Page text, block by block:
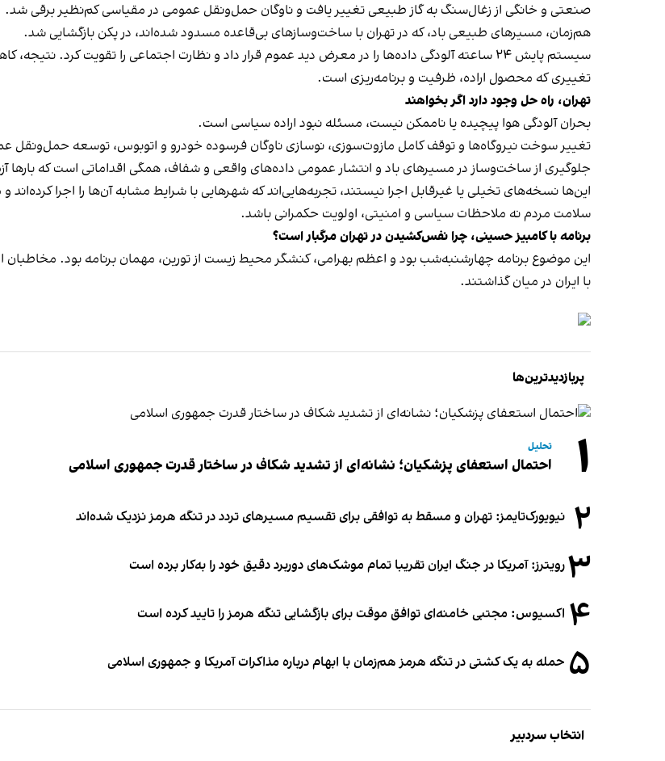
صنعتی و خانگی از زغال‌سنگ به گاز طبیعی تغییر یافت و ناوگان حمل‌ونقل عمومی در مقیاسی کم‌نظیر برقی شد.
هم‌زمان، مسیرهای طبیعی باد، که در تهران با ساخت‌وسازهای بی‌قاعده مسدود شده‌اند، در پکن بازگشایی شد.
تغییری که محصول اراده، ظرفیت و برنامه‌ریزی است.
تهران، راه حل وجود دارد اگر بخواهند
بحران آلودگی هوا پیچیده یا ناممکن نیست، مسئله نبود اراده سیاسی است.
تغییر سوخت نیروگاه‌ها و توقف کامل مازوت‌سوزی، نوسازی ناوگان فرسوده خودرو و اتوبوس، توسعه حمل‌ونقل
جلوگیری از ساخت‌وساز در مسیرهای باد و انتشار عمومی داده‌های واقعی و شفاف، همگی اقداماتی است که بارها
این‌ها نسخه‌های تخیلی یا غیرقابل اجرا نیستند، تجربه‌هایی‌اند که شهرهایی با شرایط مشابه آن‌ها را اجرا کرده‌اند
سلامت مردم نه ملاحظات سیاسی و امنیتی، اولویت حکمرانی باشد.
برنامه با کامبیز حسینی، چرا نفس‌کشیدن در تهران مرگبار است؟
این موضوع برنامه چهارشنبه‌شب بود و اعظم بهرامی، کنشگر محیط‌ زیست از تورین، مهمان برنامه بود. مخاطبان
با ایران در میان گذاشتند.
پربازدیدترین‌ها
۱ تحلیل
احتمال استعفای پزشکیان؛ نشانه‌ای از تشدید شکاف در ساختار قدرت جمهوری اسلامی
۲ نیویورک‌تایمز: تهران و مسقط به توافقی برای تقسیم مسیرهای تردد در تنگه هرمز نزدیک شده‌اند
۳رویترز: آمریکا در جنگ ایران تقریبا تمام موشک‌های دوربرد دقیق خود را به‌کار برده است
۴ اکسیوس: مجتبی خامنه‌ای توافق موقت برای بازگشایی تنگه هرمز را تایید کرده است
۵ حمله به یک کشتی در تنگه هرمز هم‌زمان با ابهام درباره مذاکرات آمریکا و جمهوری اسلامی
انتخاب سردبیر